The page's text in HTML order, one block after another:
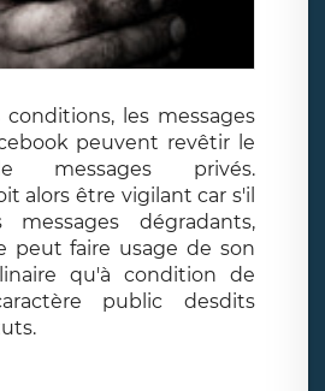
conditions, les messages
peuvent revêtir le
messages privés.
alors être vigilant car s'il
messages dégradants,
peut faire usage de son
qu'à condition de
public desdits